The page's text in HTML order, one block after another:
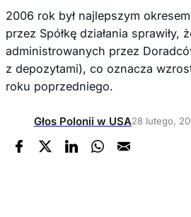
2006 rok był najlepszym
przez Spółkę działania
administrowanych przez
z depozytami), co oznacza
roku poprzedniego.
Głos Polonii w USA28 lutego,